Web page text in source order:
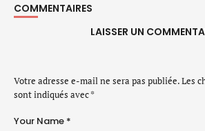
COMMENTAIRES
LAISSER UN
Votre adresse e-mail ne sera pas publiée.Les
sont indiqués avec*
Your Name *